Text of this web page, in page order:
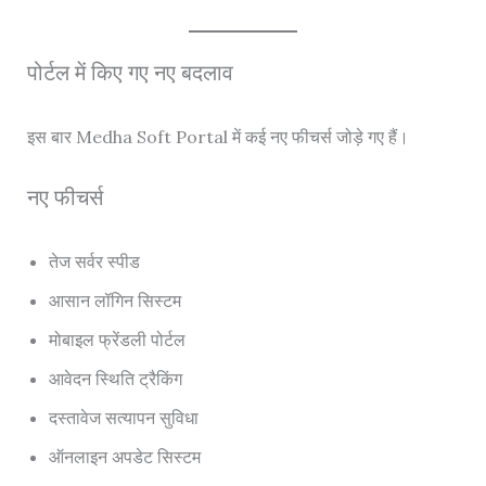
पोर्टल में किए गए नए बदलाव
इस बार Medha Soft Portal में कई नए फीचर्स जोड़े गए हैं।
नए फीचर्स
तेज सर्वर स्पीड
आसान लॉगिन सिस्टम
मोबाइल फ्रेंडली पोर्टल
आवेदन स्थिति ट्रैकिंग
दस्तावेज सत्यापन सुविधा
ऑनलाइन अपडेट सिस्टम